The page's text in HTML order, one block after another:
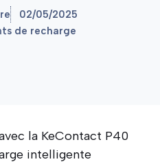
02/05/2025
de recharge
la KeContact P40
intelligente